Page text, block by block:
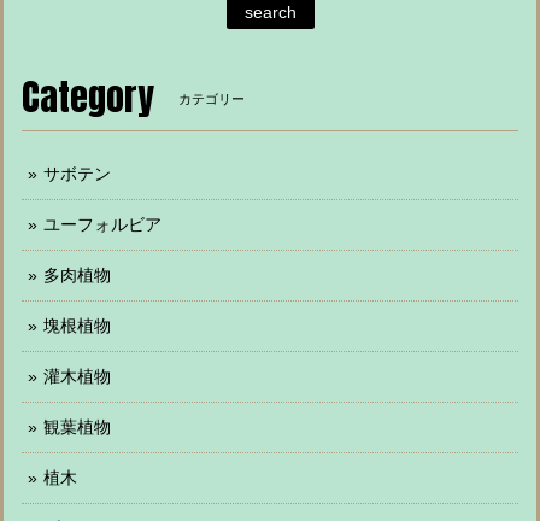
search
Category カテゴリー
サボテン
ユーフォルビア
多肉植物
塊根植物
灌木植物
観葉植物
植木